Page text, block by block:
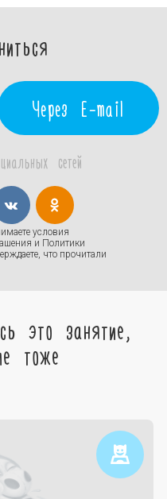
Через E-mail
сетей
условия
и Политики
что прочитали
это занятие,
тоже